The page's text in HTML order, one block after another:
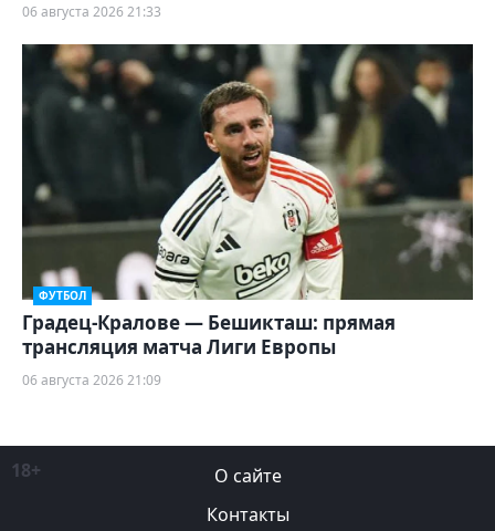
06 августа 2026 21:33
ФУТБОЛ
Градец-Кралове — Бешикташ: прямая
трансляция матча Лиги Европы
06 августа 2026 21:09
18+
О сайте
Контакты